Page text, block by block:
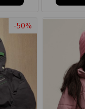
-50%